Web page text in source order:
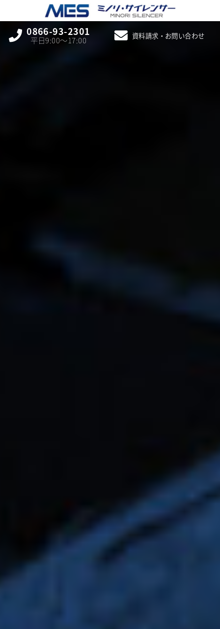
0866-93-2301
平日9:00〜17:00 資料請求・お問い合わせ